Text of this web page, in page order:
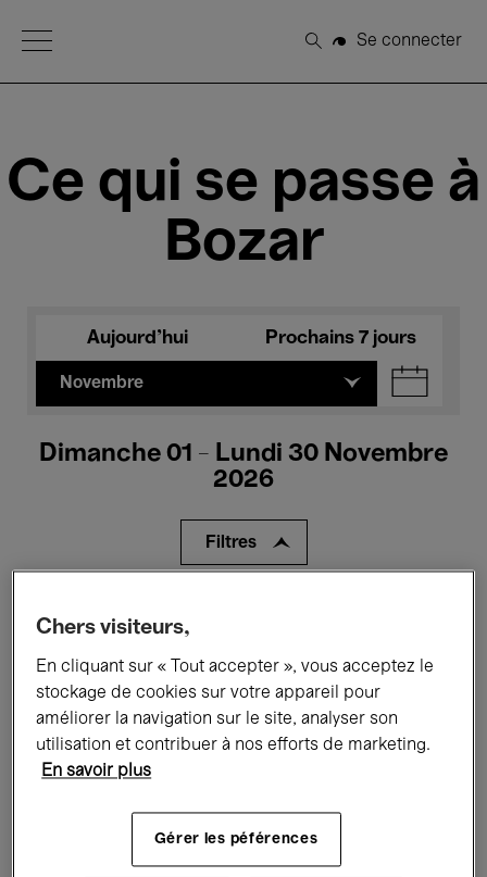
Open Menu
Rechercher
Se connecter
Ce qui se passe à
Bozar
Aujourd'hui Prochains 7 jours
Novembre
Dimanche 01 - Lundi 30 Novembre
2026
Filtres
Expositions Films Performances
Rencontres & Débats Jazz
Musique classique
Musique électronique
Chers visiteurs,
En cliquant sur « Tout accepter », vous acceptez le
stockage de cookies sur votre appareil pour
améliorer la navigation sur le site, analyser son
utilisation et contribuer à nos efforts de marketing.
En savoir plus
Gérer les péférences